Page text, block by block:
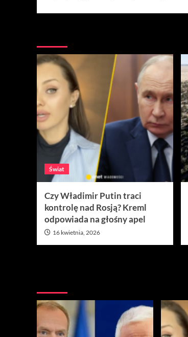
Świat
Czy Władimir Putin traci
kontrolę nad Rosją? Kreml
odpowiada na głośny apel
16 kwietnia, 2026